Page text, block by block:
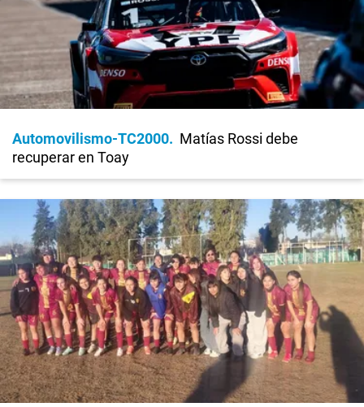
Automovilismo-TC2000
Matías Rossi debe
recuperar en Toay